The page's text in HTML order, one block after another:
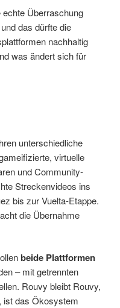
Überraschung
das dürfte die
nachhaltig
was ändert sich für
unterschiedliche
virtuelle
und Community-
Streckenvideos ins
bis zur Vuelta-Etappe.
die Übernahme
beide Plattformen
– mit getrennten
Rouvy bleibt Rouvy,
ist das Ökosystem